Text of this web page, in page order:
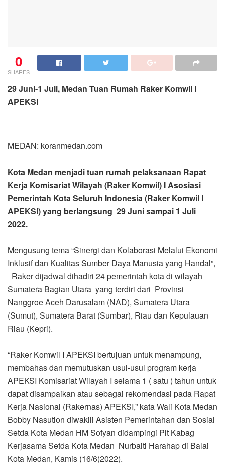
0
SHARES
29 Juni-1 Juli, Medan Tuan Rumah Raker Komwil I
APEKSI
MEDAN: koranmedan.com
Kota Medan menjadi tuan rumah pelaksanaan Rapat
Kerja Komisariat Wilayah (Raker Komwil) I Asosiasi
Pemerintah Kota Seluruh Indonesia (Raker Komwil I
APEKSI) yang berlangsung 29 Juni sampai 1 Juli
2022.
Mengusung tema “Sinergi dan Kolaborasi Melalui Ekonomi
Inklusif dan Kualitas Sumber Daya Manusia yang Handal”,
Raker dijadwal dihadiri 24 pemerintah kota di wilayah
Sumatera Bagian Utara yang terdiri dari Provinsi
Nanggroe Aceh Darusalam (NAD), Sumatera Utara
(Sumut), Sumatera Barat (Sumbar), Riau dan Kepulauan
Riau (Kepri).
“Raker Komwil I APEKSI bertujuan untuk menampung,
membahas dan memutuskan usul-usul program kerja
APEKSI Komisariat Wilayah I selama 1 ( satu ) tahun untuk
dapat disampaikan atau sebagai rekomendasi pada Rapat
Kerja Nasional (Rakernas) APEKSI,” kata Wali Kota Medan
Bobby Nasution diwakili Asisten Pemerintahan dan Sosial
Setda Kota Medan HM Sofyan didampingi Plt Kabag
Kerjasama Setda Kota Medan Nurbaiti Harahap di Balai
Kota Medan, Kamis (16/6)2022).